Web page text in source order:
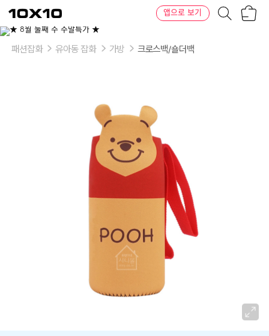
텐
바
텐
앱으로 보기
패션잡화 유아동 잡화 가방 크로스백/숄더백